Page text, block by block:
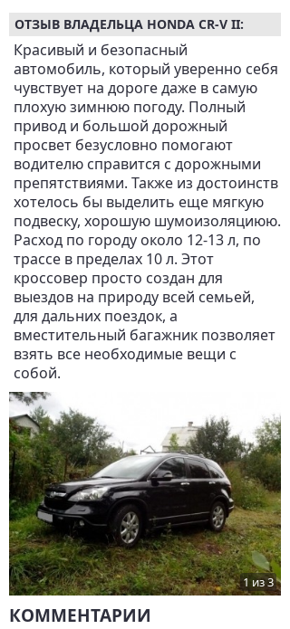
ОТЗЫВ ВЛАДЕЛЬЦА HONDA CR-V II:
Красивый и безопасный
автомобиль, который уверенно себя
чувствует на дороге даже в самую
плохую зимнюю погоду. Полный
привод и большой дорожный
просвет безусловно помогают
водителю справится с дорожными
препятствиями. Также из достоинств
хотелось бы выделить еще мягкую
подвеску, хорошую шумоизоляциюю.
Расход по городу около 12-13 л, по
трассе в пределах 10 л. Этот
кроссовер просто создан для
выездов на природу всей семьей,
для дальних поездок, а
вместительный багажник позволяет
взять все необходимые вещи с
собой.
1 из 3
КОММЕНТАРИИ